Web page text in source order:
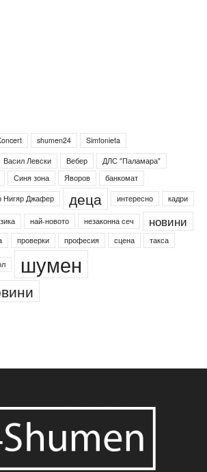
shumen24
Simfonieta
Васил Левски Вебер
ДЛС "Паламара"
Синя зона Яворов
банкомат
Нигяр Джафер деца интересно кадри
най-новото незаконна сеч новини
проверки професия сцена такса
шумен